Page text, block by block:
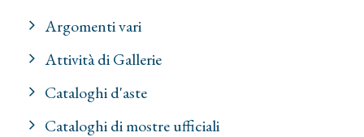
Argomenti vari
Attività di Gallerie
Cataloghi d'aste
Cataloghi di mostre ufficiali